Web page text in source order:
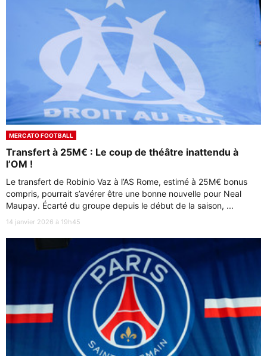
MERCATO FOOTBALL
Transfert à 25M€ : Le coup de théâtre inattendu à
l’OM !
Le transfert de Robinio Vaz à l’AS Rome, estimé à 25M€ bonus
compris, pourrait s’avérer être une bonne nouvelle pour Neal
Maupay. Écarté du groupe depuis le début de la saison, ...
14 janvier 2026 à 19h45